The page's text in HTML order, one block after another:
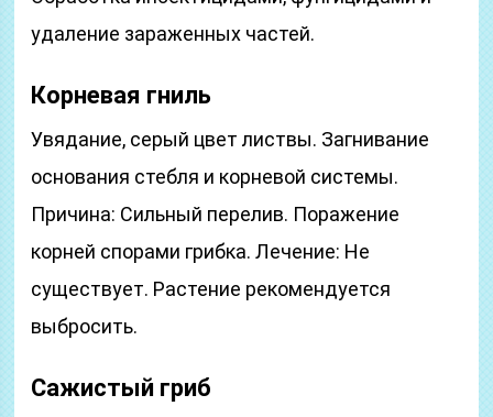
удаление зараженных частей.
Корневая гниль
Увядание, серый цвет листвы. Загнивание
основания стебля и корневой системы.
Причина: Сильный перелив. Поражение
корней спорами грибка. Лечение: Не
существует. Растение рекомендуется
выбросить.
Сажистый гриб